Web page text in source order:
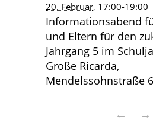
20. Februar, 17:00-19:00
Informationsabend
und Eltern für den
Jahrgang 5 im
Große Ricarda,
Mendelssohnstraße 6
← →